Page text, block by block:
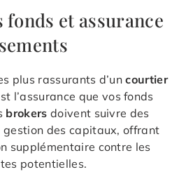
fonds et assurance
plus rassurants d’uncourtier
l’assurance que vos fonds
brokers doivent suivre des
gestion des capitaux, offrant
supplémentaire contre les
potentielles.